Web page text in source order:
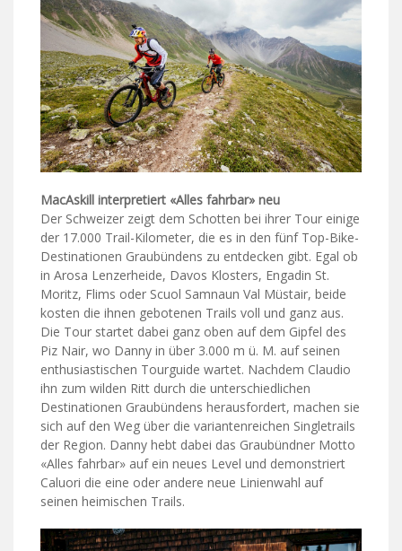
MacAskill interpretiert «Alles fahrbar» neu
Der Schweizer zeigt dem Schotten bei ihrer Tour einige
der 17.000 Trail-Kilometer, die es in den fünf Top-Bike-
Destinationen Graubündens zu entdecken gibt. Egal ob
in Arosa Lenzerheide, Davos Klosters, Engadin St.
Moritz, Flims oder Scuol Samnaun Val Müstair, beide
kosten die ihnen gebotenen Trails voll und ganz aus.
Die Tour startet dabei ganz oben auf dem Gipfel des
Piz Nair, wo Danny in über 3.000 m ü. M. auf seinen
enthusiastischen Tourguide wartet. Nachdem Claudio
ihn zum wilden Ritt durch die unterschiedlichen
Destinationen Graubündens herausfordert, machen sie
sich auf den Weg über die variantenreichen Singletrails
der Region. Danny hebt dabei das Graubündner Motto
«Alles fahrbar» auf ein neues Level und demonstriert
Caluori die eine oder andere neue Linienwahl auf
seinen heimischen Trails.